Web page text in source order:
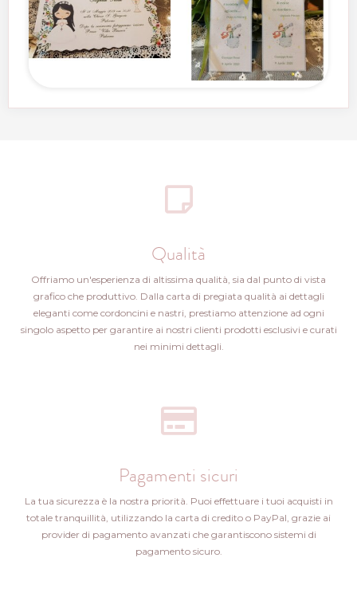
Qualità
Offriamo un'esperienza di altissima qualità, sia dal punto di vista
grafico che produttivo. Dalla carta di pregiata qualità ai dettagli
eleganti come cordoncini e nastri, prestiamo attenzione ad ogni
singolo aspetto per garantire ai nostri clienti prodotti esclusivi e curati
nei minimi dettagli.
Pagamenti sicuri
La tua sicurezza è la nostra priorità. Puoi effettuare i tuoi acquisti in
totale tranquillità, utilizzando la carta di credito o PayPal, grazie ai
provider di pagamento avanzati che garantiscono sistemi di
pagamento sicuro.